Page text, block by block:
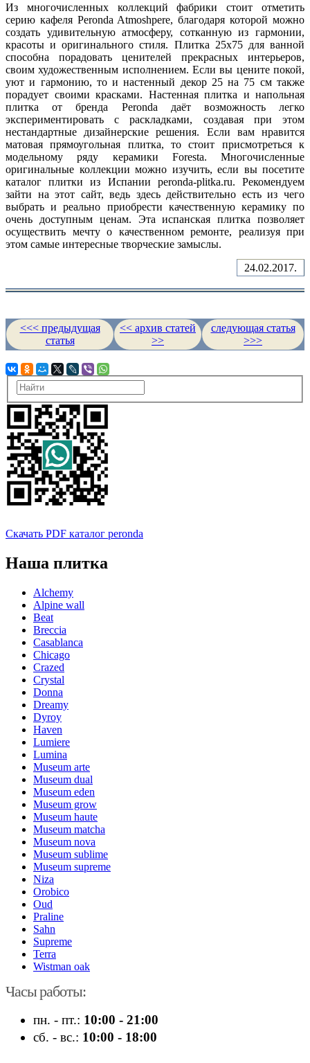
Из многочисленных коллекций фабрики стоит отметить
серию кафеля Peronda Atmoshpere, благодаря которой можно
создать удивительную атмосферу, сотканную из гармонии,
красоты и оригинального стиля. Плитка 25х75 для ванной
способна порадовать ценителей прекрасных интерьеров,
своим художественным исполнением. Если вы цените покой,
уют и гармонию, то и настенный декор 25 на 75 см также
порадует своими красками. Настенная плитка и напольная
плитка от бренда Peronda даёт возможность легко
экспериментировать с раскладками, создавая при этом
нестандартные дизайнерские решения. Если вам нравится
матовая прямоугольная плитка, то стоит присмотреться к
модельному ряду керамики Foresta. Многочисленные
оригинальные коллекции можно изучить, если вы посетите
каталог плитки из Испании peronda-plitka.ru. Рекомендуем
зайти на этот сайт, ведь здесь действительно есть из чего
выбрать и реально приобрести качественную керамику по
очень доступным ценам. Эта испанская плитка позволяет
осуществить мечту о качественном ремонте, реализуя при
этом самые интересные творческие замыслы.
24.02.2017.
<<< предыдущая
статья
<< архив статей
>>
следующая статья
>>>
Скачать PDF каталог peronda
Наша плитка
Alchemy
Alpine wall
Beat
Breccia
Casablanca
Chicago
Crazed
Crystal
Donna
Dreamy
Dyroy
Haven
Lumiere
Lumina
Museum arte
Museum dual
Museum eden
Museum grow
Museum haute
Museum matcha
Museum nova
Museum sublime
Museum supreme
Niza
Orobico
Oud
Praline
Sahn
Supreme
Terra
Wistman oak
Часы работы:
пн. - пт.: 10:00 - 21:00
сб. - вс.: 10:00 - 18:00